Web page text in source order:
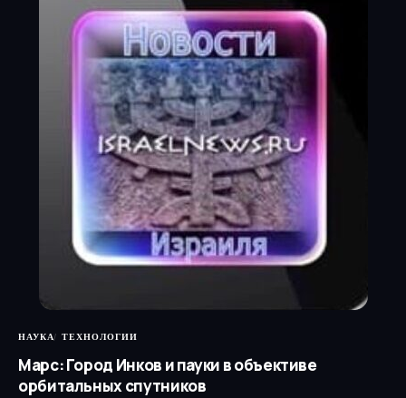
НАУКА ТЕХНОЛОГИИ
Марс: Город Инков и пауки в объективе
орбитальных спутников